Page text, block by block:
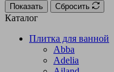
Показать Сбросить
Каталог
Плитка для ванной
Abba
Adelia